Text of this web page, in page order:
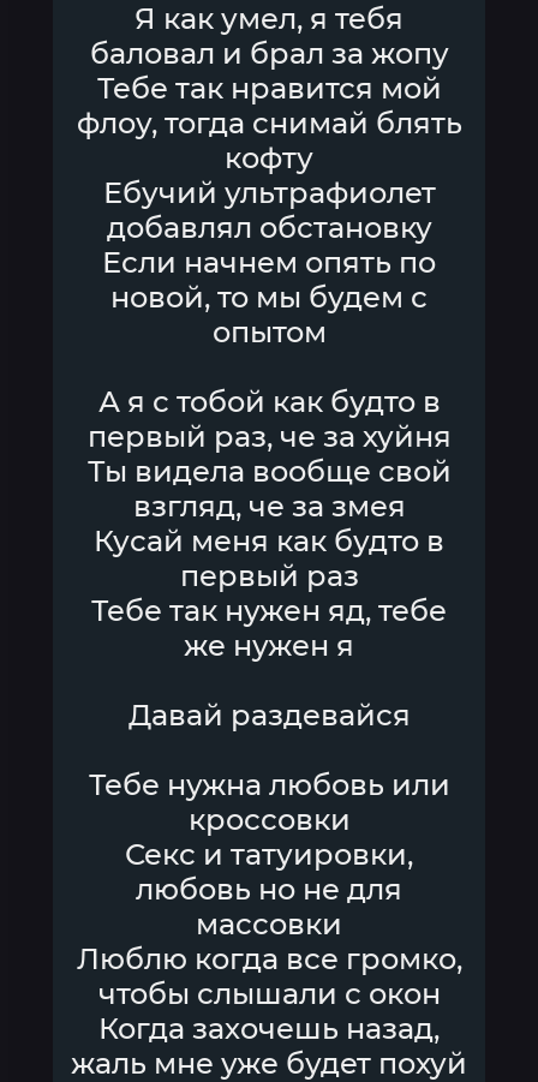
Я как умел, я тебя
баловал и брал за жопу
Тебе так нравится мой
флоу, тогда снимай блять
кофту
Ебучий ультрафиолет
добавлял обстановку
Если начнем опять по
новой, то мы будем с
опытом
А я с тобой как будто в
первый раз, че за хуйня
Ты видела вообще свой
взгляд, че за змея
Кусай меня как будто в
первый раз
Тебе так нужен яд, тебе
же нужен я
Давай раздевайся
Тебе нужна любовь или
кроссовки
Секс и татуировки,
любовь но не для
массовки
Люблю когда все громко,
чтобы слышали с окон
Когда захочешь назад,
жаль мне уже будет похуй